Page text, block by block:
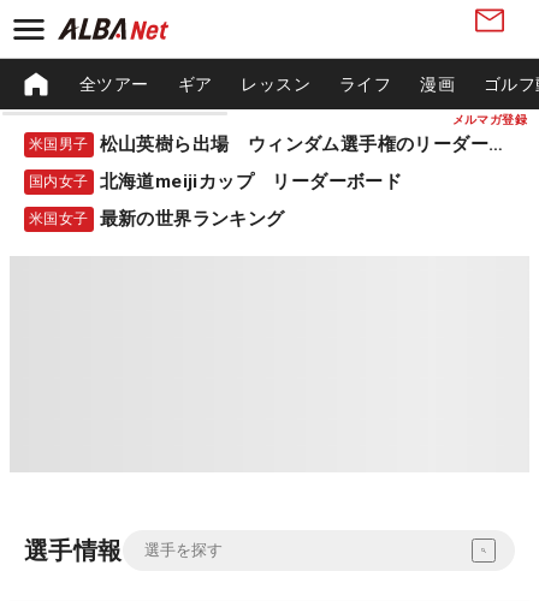
メルマガ登録
全ツアー ギア レッスン ライフ 漫画 ゴル
米国男子 松山英樹ら出場 ウィンダム選手権のリーダーボード
国内女子 北海道meijiカップ リーダーボード
米国女子 最新の世界ランキング
選手情報